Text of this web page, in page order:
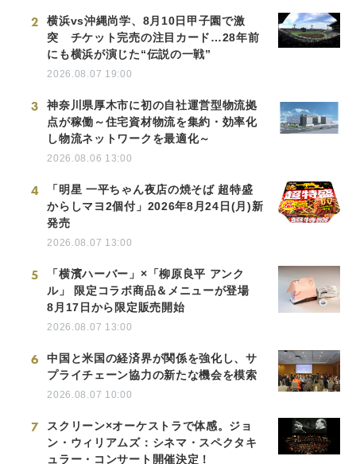
2
横浜vs沖縄尚学、8月10日甲子園で激
突 チケット完売の注目カード…28年前
にも横浜が演じた“伝説の一戦”
2026.08.07 19:00
3
神奈川県厚木市に初の自社運営型物流拠
点が稼働～住宅資材物流を集約・効率化
し物流ネットワークを最適化～
2026.08.06 13:00
4
「明星 一平ちゃん夜店の焼そば 超特盛
からしマヨ2個付」2026年8月24日(月)新
発売
2026.08.07 13:00
5
「横濱ハーバー」×「柳原良平 アンク
ル」 限定コラボ商品＆メニューが登場
8月17日から限定販売開始
2026.08.07 13:00
6
中国と米国の経済界が関係を強化し、サ
プライチェーン協力の新たな機会を模索
2026.08.07 10:00
7
スクリーン×オーケストラで体感。ジョ
ン・ウィリアムズ：シネマ・スペクタキ
ュラー・コンサート開催決定！